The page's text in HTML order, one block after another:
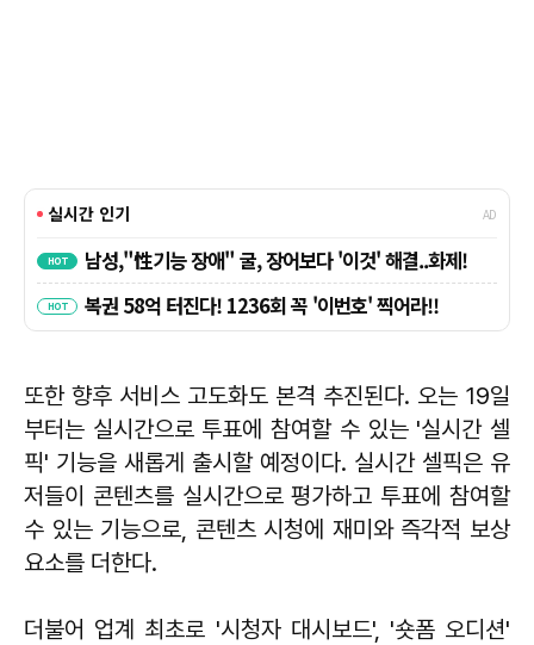
또한 향후 서비스 고도화도 본격 추진된다. 오는 19일
부터는 실시간으로 투표에 참여할 수 있는 '실시간 셀
픽' 기능을 새롭게 출시할 예정이다. 실시간 셀픽은 유
저들이 콘텐츠를 실시간으로 평가하고 투표에 참여할
수 있는 기능으로, 콘텐츠 시청에 재미와 즉각적 보상
요소를 더한다.
더불어 업계 최초로 '시청자 대시보드', '숏폼 오디션'